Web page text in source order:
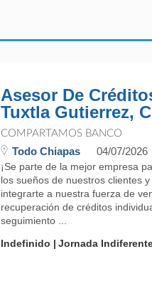
Asesor De
Tuxtla Gutierrez,
COMPARTAMOS BANCO
Todo Chiapas 04/07/2026
¡Se parte de la mejor empresa
los sueños de nuestros clientes
integrarte a nuestra fuerza de
recuperación de créditos
seguimiento ...
Indefinido
Jornada